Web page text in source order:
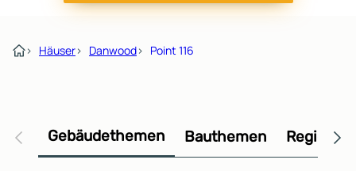
› Häuser› Danwood› Point 116
Gebäudethemen Bauthemen